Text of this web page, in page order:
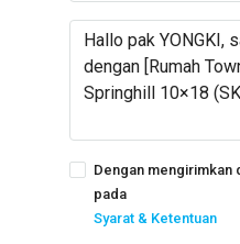
Dengan mengirimkan
pada
Syarat & Ketentuan